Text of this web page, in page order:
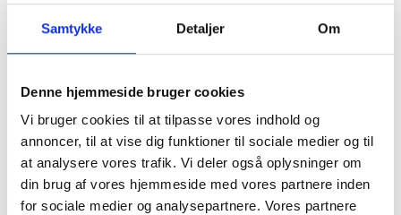
Samtykke Detaljer Om
Denne hjemmeside bruger cookies
Vi bruger cookies til at tilpasse vores indhold og
annoncer, til at vise dig funktioner til sociale medier og til
at analysere vores trafik. Vi deler også oplysninger om
din brug af vores hjemmeside med vores partnere inden
for sociale medier og analysepartnere. Vores partnere
I samarbejde med kommunen tager den almene sektor
socialt ansvar og løser en række opgaver, blandt andet
med boligsocial anvisning og aftaler om fleksibel udlejning
af de almene boliger.